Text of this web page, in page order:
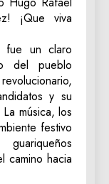
¡Que viva
fue un claro
del pueblo
y su
música, los
festivo
camino hacia